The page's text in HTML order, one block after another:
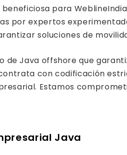
para
por expertos
soluciones de
de Java offshore que
con codificación
Estamos
Java